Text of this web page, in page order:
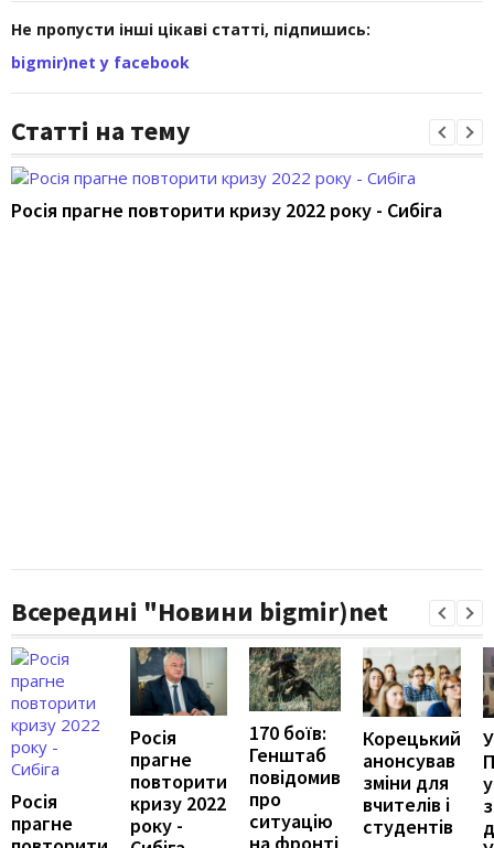
Не пропусти інші цікаві статті, підпишись:
bigmir)net у facebook
Статті на тему
Росія прагне повторити кризу 2022 року - Сибіга
Всередині "Новини bigmir)net
Росія
прагне
Росія
прагне
повторити
кризу 2022
року -
170 боїв:
Генштаб
повідомив
про
ситуацію
Корецький
анонсував
зміни для
вчителів і
студентів
У